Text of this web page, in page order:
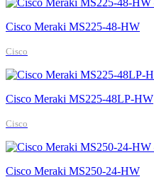
Cisco Meraki MS225-48-HW
Cisco
Cisco Meraki MS225-48LP-HW
Cisco
Cisco Meraki MS250-24-HW